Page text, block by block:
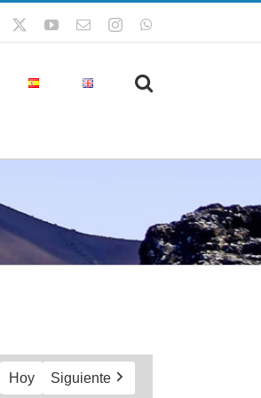
Facebook YouTube
CorreoInstagram
Hoy Siguiente